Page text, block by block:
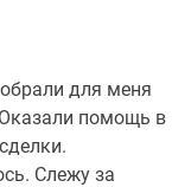
для меня
помощь в
Слежу за